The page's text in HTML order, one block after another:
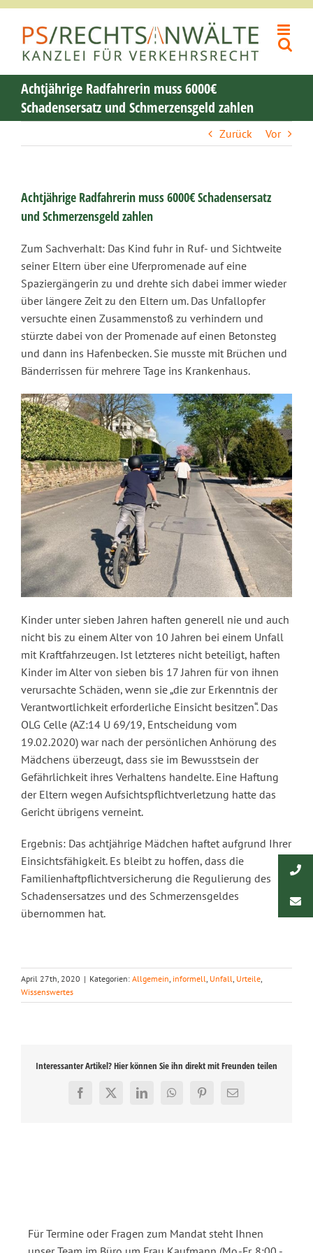
Inhalt
springen
Achtjährige Radfahrerin muss 6000€
Schadensersatz und Schmerzensgeld zahlen
Zurück Vor
Achtjährige Radfahrerin muss 6000€ Schadensersatz
und Schmerzensgeld zahlen
Zum Sachverhalt: Das Kind fuhr in Ruf- und Sichtweite
seiner Eltern über eine Uferpromenade auf eine
Spaziergängerin zu und drehte sich dabei immer wieder
über längere Zeit zu den Eltern um. Das Unfallopfer
versuchte einen Zusammenstoß zu verhindern und
stürzte dabei von der Promenade auf einen Betonsteg
und dann ins Hafenbecken. Sie musste mit Brüchen und
Bänderrissen für mehrere Tage ins Krankenhaus.
Kinder unter sieben Jahren haften generell nie und auch
nicht bis zu einem Alter von 10 Jahren bei einem Unfall
mit Kraftfahrzeugen. Ist letzteres nicht beteiligt, haften
Kinder im Alter von sieben bis 17 Jahren für von ihnen
verursachte Schäden, wenn sie „die zur Erkenntnis der
Verantwortlichkeit erforderliche Einsicht besitzen“. Das
OLG Celle (AZ:14 U 69/19, Entscheidung vom
19.02.2020) war nach der persönlichen Anhörung des
Mädchens überzeugt, dass sie im Bewusstsein der
Gefährlichkeit ihres Verhaltens handelte. Eine Haftung
der Eltern wegen Aufsichtspflichtverletzung hatte das
Gericht übrigens verneint.
Ergebnis: Das achtjährige Mädchen haftet aufgrund Ihrer
Einsichtsfähigkeit. Es bleibt zu hoffen, dass die
Familienhaftpflichtversicherung die Regulierung des
Schadensersatzes und des Schmerzensgeldes
übernommen hat.
April 27th, 2020 | Kategorien: Allgemein, informell, Unfall, Urteile,
Wissenswertes
Interessanter Artikel? Hier können Sie ihn direkt mit Freunden teilen
Facebook
X LinkedInWhatsAppPinterest
E-
Für Termine oder Fragen zum Mandat steht Ihnen